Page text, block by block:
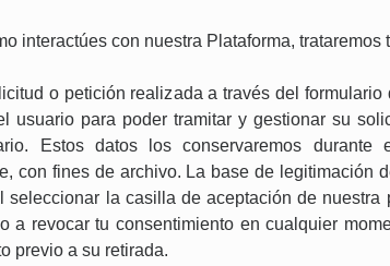
interactúes con nuestra Plataforma,
o petición realizada a través del
usuario para poder tramitar y gestionar su
Estos datos los conservaremos
con fines de archivo. La base de legitimación
seleccionar la casilla de aceptación de
a revocar tu consentimiento en cualquier
previo a su retirada.